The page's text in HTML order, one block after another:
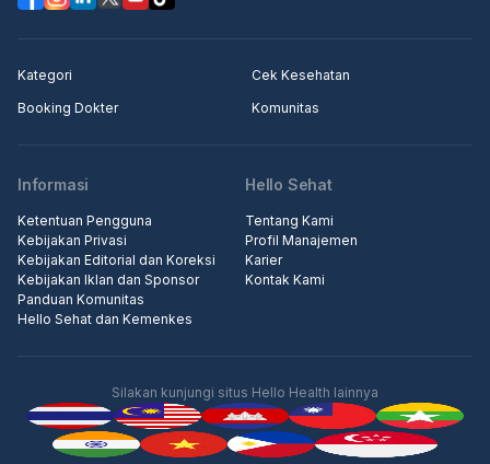
Kategori
Cek Kesehatan
Booking Dokter
Komunitas
Informasi
Ketentuan Pengguna
Kebijakan Privasi
Kebijakan Editorial dan Koreksi
Kebijakan Iklan dan Sponsor
Panduan Komunitas
Hello Sehat dan Kemenkes
Hello Sehat
Tentang Kami
Profil Manajemen
Karier
Kontak Kami
Silakan kunjungi situs Hello Health lainnya